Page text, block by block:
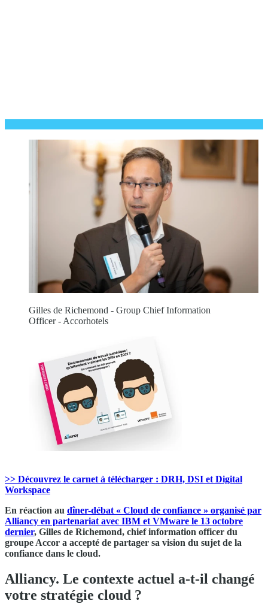
Gilles de Richemond - Group Chief Information
Officer - Accorhotels
>> Découvrez le carnet à télécharger : DRH, DSI et Digital
Workspace
En réaction au dîner-débat « Cloud de confiance » organisé par
Alliancy en partenariat avec IBM et VMware le 13 octobre
dernier, Gilles de Richemond, chief information officer du
groupe Accor a accepté de partager sa vision du sujet de la
confiance dans le cloud.
Alliancy. Le contexte actuel a-t-il changé
votre stratégie cloud ?